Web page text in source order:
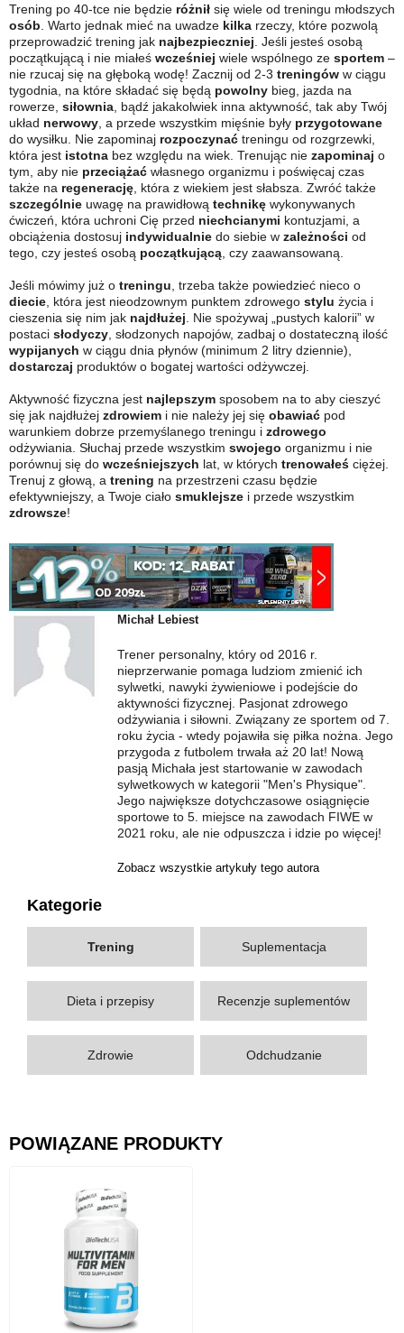
Kategorie
Trening Suplementacja
Dieta i przepisy Recenzje suplementów
Zdrowie Odchudzanie
Trening po 40-tce nie będzie różnił się wiele od treningu młodszych
osób . Warto jednak mieć na uwadze kilka rzeczy, które pozwolą
przeprowadzić trening jak najbezpieczniej . Jeśli jesteś osobą
początkującą i nie miałeś wcześniej wiele wspólnego ze sportem –
nie rzucaj się na głęboką wodę! Zacznij od 2-3 treningów w ciągu
tygodnia, na które składać się będą powolny bieg, jazda na
rowerze, siłownia , bądź jakakolwiek inna aktywność, tak aby Twój
układ nerwowy , a przede wszystkim mięśnie były przygotowane
do wysiłku. Nie zapominaj rozpoczynać treningu od rozgrzewki,
która jest istotna bez względu na wiek. Trenując nie zapominaj o
tym, aby nie przeciążać własnego organizmu i poświęcaj czas
także na regenerację , która z wiekiem jest słabsza. Zwróć także
szczególnie uwagę na prawidłową technikę wykonywanych
ćwiczeń, która uchroni Cię przed niechcianymi kontuzjami, a
obciążenia dostosuj indywidualnie do siebie w zależności od
tego, czy jesteś osobą początkującą , czy zaawansowaną.
Jeśli mówimy już o treningu , trzeba także powiedzieć nieco o
diecie , która jest nieodzownym punktem zdrowego stylu życia i
cieszenia się nim jak najdłużej . Nie spożywaj „pustych kalorii” w
postaci słodyczy , słodzonych napojów, zadbaj o dostateczną ilość
wypijanych w ciągu dnia płynów (minimum 2 litry dziennie),
dostarczaj produktów o bogatej wartości odżywczej.
Aktywność fizyczna jest najlepszym sposobem na to aby cieszyć
się jak najdłużej zdrowiem i nie należy jej się obawiać pod
warunkiem dobrze przemyślanego treningu i zdrowego
odżywiania. Słuchaj przede wszystkim swojego organizmu i nie
porównuj się do wcześniejszych lat, w których trenowałeś ciężej.
Trenuj z głową, a trening na przestrzeni czasu będzie
efektywniejszy, a Twoje ciało smuklejsze i przede wszystkim
zdrowsze!
Michał Lebiest
Trener personalny, który od 2016 r.
nieprzerwanie pomaga ludziom zmienić ich
sylwetki, nawyki żywieniowe i podejście do
aktywności fizycznej. Pasjonat zdrowego
odżywiania i siłowni. Związany ze sportem od 7.
roku życia - wtedy pojawiła się piłka nożna. Jego
przygoda z futbolem trwała aż 20 lat! Nową
pasją Michała jest startowanie w zawodach
sylwetkowych w kategorii "Men's Physique".
Jego największe dotychczasowe osiągnięcie
sportowe to 5. miejsce na zawodach FIWE w
2021 roku, ale nie odpuszcza i idzie po więcej!
Zobacz wszystkie artykuły tego autora
POWIĄZANE PRODUKTY